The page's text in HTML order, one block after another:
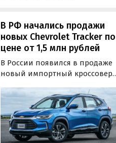
В РФ начались продажи
новых Chevrolet Tracker по
цене от 1,5 млн рублей
В России появился в продаже
новый импортный кроссовер
купить как из наличия, так и
под заказ, а цены на одном из
классифайдов в начале
февраля стартуют от 1 530 000
рублей, пишут «Автоновости